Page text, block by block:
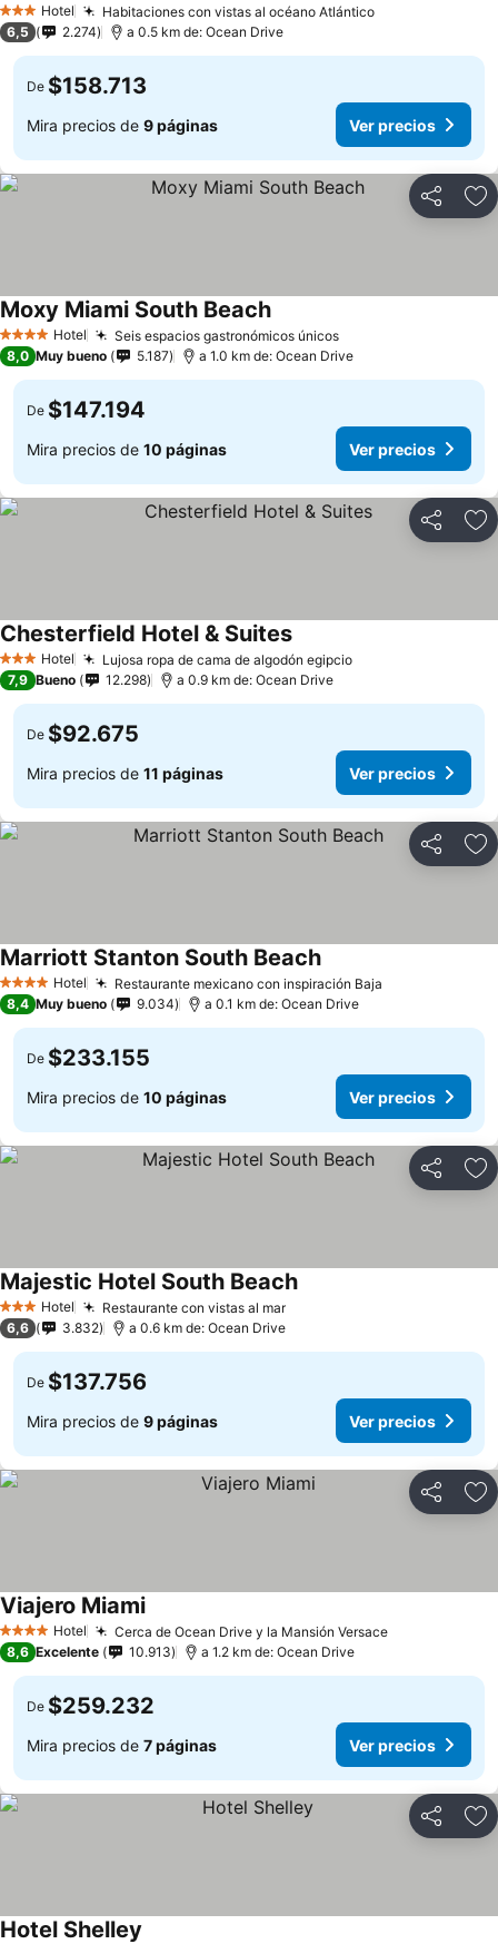
3 Estrellas
Hotel
Habitaciones con vistas al océano Atlántico
6,5
2.274 a 0.5 km de: Ocean Drive
De $158.713
Mira precios de 9 páginas Ver precios
Compartir
4 EstrellasHotel Seis espacios gastronómicos únicos
Moxy Miami South Beach
8,0 Muy bueno 5.187 a 1.0 km de: Ocean Drive
De $147.194
Mira precios de 10 páginas Ver precios
Compartir
3 Estrellas
Hotel Lujosa ropa de cama de algodón egipcio
Chesterfield Hotel & Suites
7,9 Bueno 12.298 a 0.9 km de: Ocean Drive
De $92.675
Mira precios de 11 páginas Ver precios
Compartir
4 EstrellasHotel Restaurante mexicano con inspiración Baja
Marriott Stanton South Beach
8,4 Muy bueno 9.034 a 0.1 km de: Ocean Drive
De $233.155
Mira precios de 10 páginas Ver precios
Compartir
3 Estrellas
Hotel Restaurante con vistas al mar
Majestic Hotel South Beach
6,6 3.832 a 0.6 km de: Ocean Drive
De $137.756
Mira precios de 9 páginas Ver precios
Compartir
4 EstrellasHotel Cerca de Ocean Drive y la Mansión Versace
Viajero Miami
8,6 Excelente 10.913 a 1.2 km de: Ocean Drive
De $259.232
Mira precios de 7 páginas Ver precios
Compartir
Hotel Shelley